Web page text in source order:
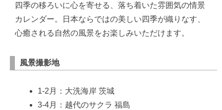
四季の移ろいに心を寄せる、落ち着いた雰囲気の情景
カレンダー。日本ならではの美しい四季が織りなす、
心癒される自然の風景をお楽しみいただけます。
風景撮影地
1-2月：大洗海岸 茨城
3-4月：越代のサクラ 福島